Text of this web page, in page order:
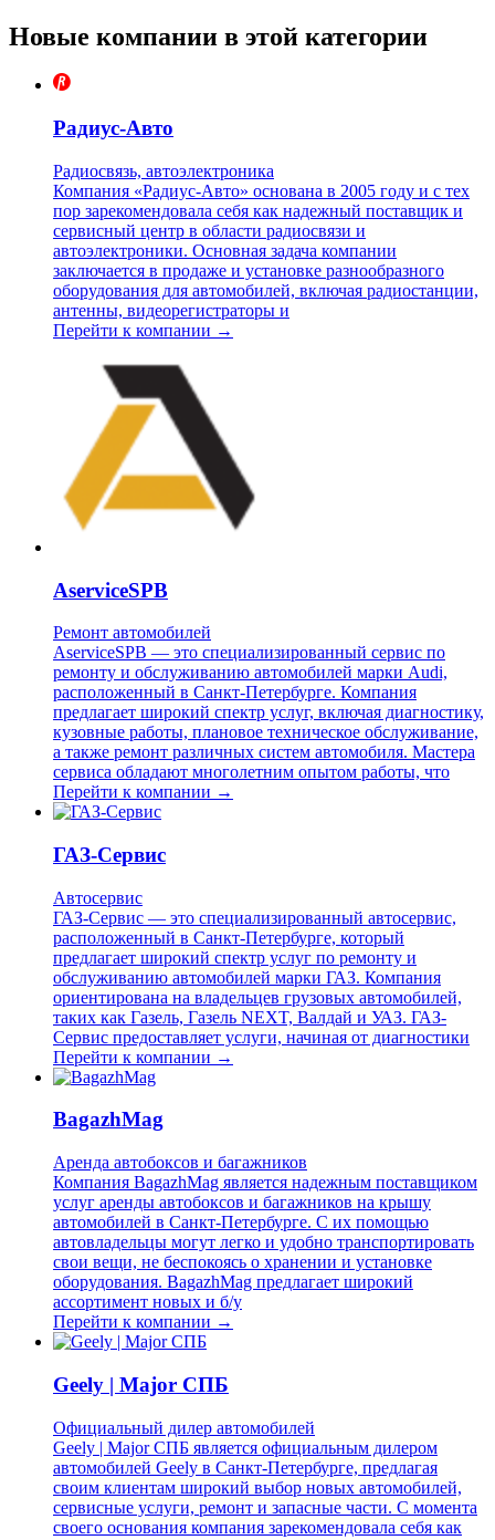
Новые компании в этой категории
Радиус-Авто
Радиосвязь, автоэлектроника
Компания «Радиус-Авто» основана в 2005 году и с тех
пор зарекомендовала себя как надежный поставщик и
сервисный центр в области радиосвязи и
автоэлектроники. Основная задача компании
заключается в продаже и установке разнообразного
оборудования для автомобилей, включая радиостанции,
антенны, видеорегистраторы и
Перейти к компании →
AserviceSPB
Ремонт автомобилей
AserviceSPB — это специализированный сервис по
ремонту и обслуживанию автомобилей марки Audi,
расположенный в Санкт-Петербурге. Компания
предлагает широкий спектр услуг, включая диагностику,
кузовные работы, плановое техническое обслуживание,
а также ремонт различных систем автомобиля. Мастера
сервиса обладают многолетним опытом работы, что
Перейти к компании →
ГАЗ-Сервис
Автосервис
ГАЗ-Сервис — это специализированный автосервис,
расположенный в Санкт-Петербурге, который
предлагает широкий спектр услуг по ремонту и
обслуживанию автомобилей марки ГАЗ. Компания
ориентирована на владельцев грузовых автомобилей,
таких как Газель, Газель NEXT, Валдай и УАЗ. ГАЗ-
Сервис предоставляет услуги, начиная от диагностики
Перейти к компании →
BagazhMag
Аренда автобоксов и багажников
Компания BagazhMag является надежным поставщиком
услуг аренды автобоксов и багажников на крышу
автомобилей в Санкт-Петербурге. С их помощью
автовладельцы могут легко и удобно транспортировать
свои вещи, не беспокоясь о хранении и установке
оборудования. BagazhMag предлагает широкий
ассортимент новых и б/у
Перейти к компании →
Geely | Major СПБ
Официальный дилер автомобилей
Geely | Major СПБ является официальным дилером
автомобилей Geely в Санкт-Петербурге, предлагая
своим клиентам широкий выбор новых автомобилей,
сервисные услуги, ремонт и запасные части. С момента
своего основания компания зарекомендовала себя как